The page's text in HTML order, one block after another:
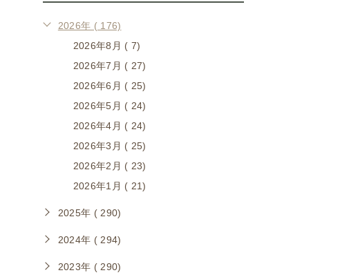
2026年 ( 176)
2026年8月 ( 7)
2026年7月 ( 27)
2026年6月 ( 25)
2026年5月 ( 24)
2026年4月 ( 24)
2026年3月 ( 25)
2026年2月 ( 23)
2026年1月 ( 21)
2025年 ( 290)
2024年 ( 294)
2023年 ( 290)